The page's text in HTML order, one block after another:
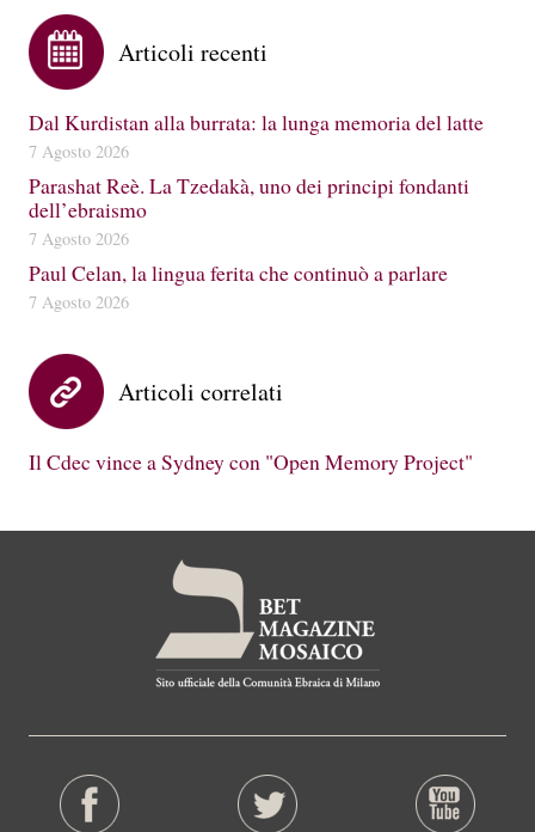
Articoli recenti
Dal Kurdistan alla burrata: la lunga memoria del latte
7 Agosto 2026
Parashat Reè. La Tzedakà, uno dei principi fondanti
dell’ebraismo
7 Agosto 2026
Paul Celan, la lingua ferita che continuò a parlare
7 Agosto 2026
Articoli correlati
Il Cdec vince a Sydney con "Open Memory Project"